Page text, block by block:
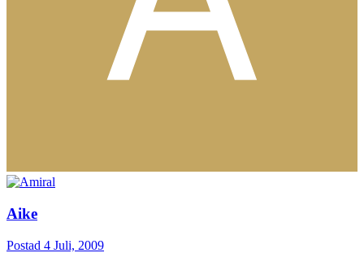
Aike
Postad 4 Juli, 2009